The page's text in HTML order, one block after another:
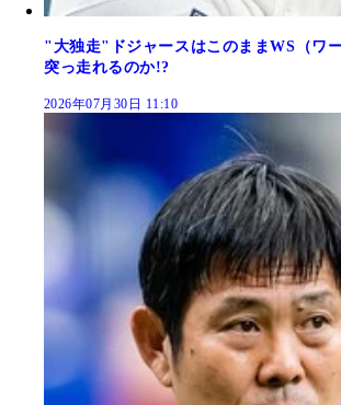
"大独走"ドジャースはこのままWS（ワ
突っ走れるのか!?
2026年07月30日 11:10